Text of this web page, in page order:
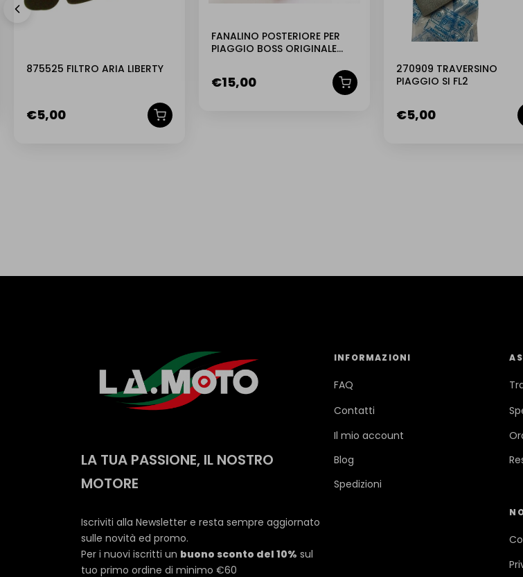
875525 FILTRO ARIA LIBERTY
€5,00
FANALINO POSTERIORE PER
PIAGGIO BOSS ORIGINALE
€15,00
270909 TRAVERSINO
PIAGGIO SI FL2
€5,00
LA TUA PASSIONE, IL NOSTRO
MOTORE
Iscriviti alla Newsletter e resta sempre aggiornato
sulle novità ed promo.
Per i nuovi iscritti un buono sconto del 10% sul
tuo primo ordine di minimo €60
INFORMAZIONI
FAQ
Contatti
Il mio account
Blog
Spedizioni